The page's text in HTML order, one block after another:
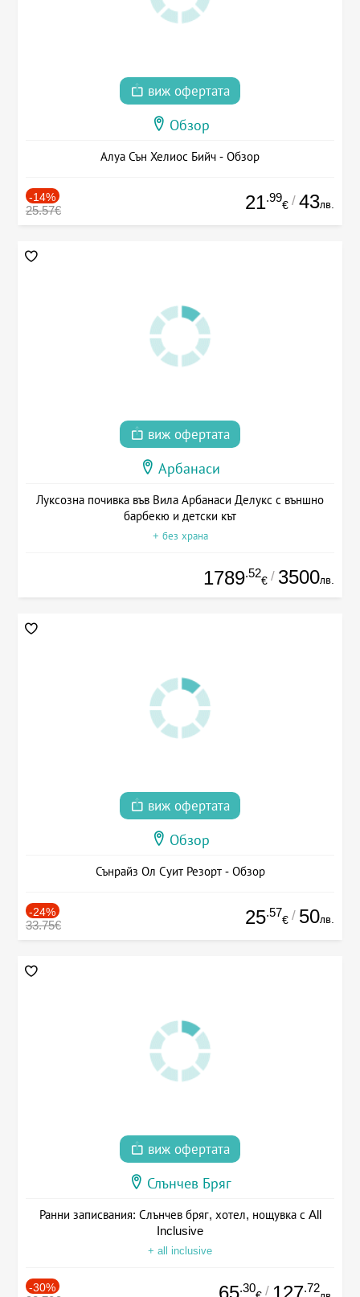
виж офертата
Обзор
Алуа Сън Хелиос Бийч - Обзор
-14%
25.57€ 21.99
€ / 43лв.
виж офертата
Арбанаси
Луксозна почивка във Вила Арбанаси Делукс с външно
барбекю и детски кът
+ без храна
1789.52
€ / 3500лв.
виж офертата
Обзор
Сънрайз Ол Суит Резорт - Обзор
-24%
33.75€ 25.57
€ / 50лв.
виж офертата
Слънчев Бряг
Ранни записвания: Слънчев бряг, хотел, нощувка с All
Inclusive
+ all inclusive
-30% 65.30 / 127.72